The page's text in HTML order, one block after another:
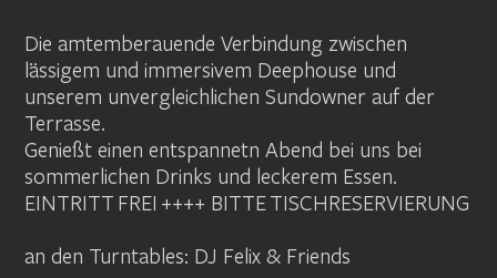
Die amtemberauende Verbindung zwischen
lässigem und immersivem Deephouse und
unserem unvergleichlichen Sundowner auf der
Terrasse.
Genießt einen entspannetn Abend bei uns bei
sommerlichen Drinks und leckerem Essen.
EINTRITT FREI ++++ BITTE TISCHRESERVIERUNG
an den Turntables: DJ Felix & Friends